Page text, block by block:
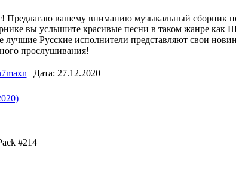
Предлагаю вашему вниманию музыкальный сборник
вы услышите красивые песни в таком жанре как
Русские исполнители представляют свои
прослушивания!
| Дата: 27.12.2020
#214